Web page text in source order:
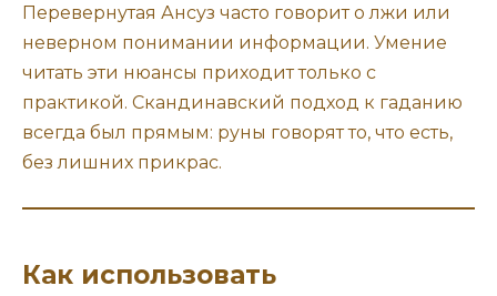
Перевернутая Ансуз часто говорит о лжи или
неверном понимании информации. Умение
читать эти нюансы приходит только с
практикой. Скандинавский подход к гаданию
всегда был прямым: руны говорят то, что есть,
без лишних прикрас.
Как использовать